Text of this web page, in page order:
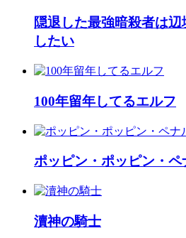
隠退した最強暗殺者は
したい
100年留年してるエルフ
ポッピン・ポッピン・ペ
瀆神の騎士